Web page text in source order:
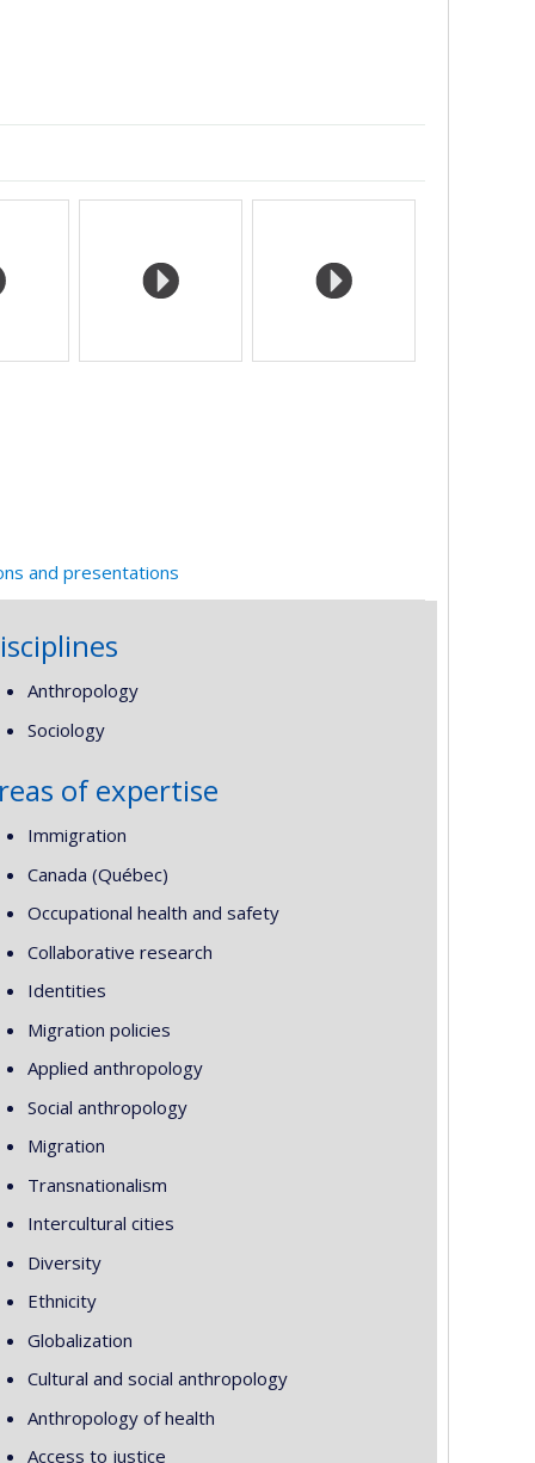
and presentations
Anthropology
Sociology
of expertise
Immigration
Canada (Québec)
Occupational health and safety
Collaborative research
Identities
Migration policies
Applied anthropology
Social anthropology
Migration
Transnationalism
Intercultural cities
Diversity
Ethnicity
Globalization
Cultural and social anthropology
Anthropology of health
Access to justice